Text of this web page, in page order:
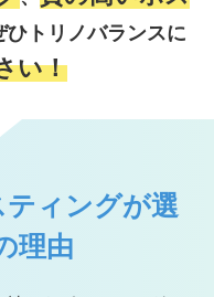
ひトリノバランスに
い！
ティングが選
理由